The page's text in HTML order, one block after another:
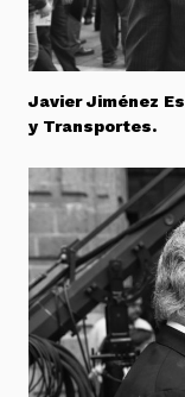
Javier Jiménez
y Transportes.